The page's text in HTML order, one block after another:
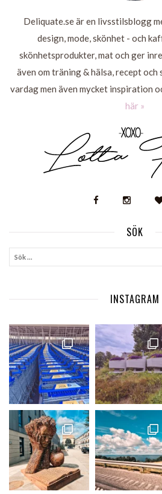
Deliquate.se är en livsstilsblogg
design, mode, skönhet - och
skönhetsprodukter, mat och ger
även om träning & hälsa, recept och
vardag men även mycket inspiration
här »
SÖK
INSTAGRAM